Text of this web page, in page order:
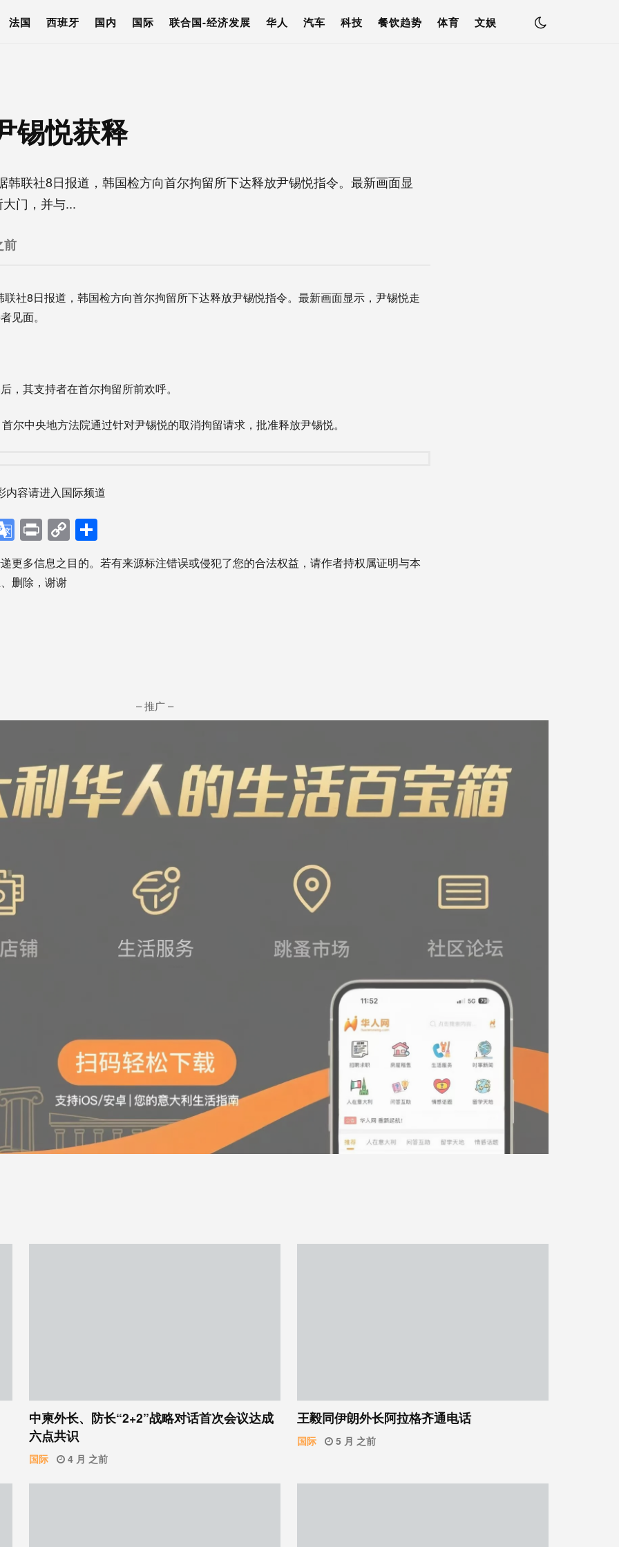
法国 西班牙 国内 国际 联合国-经济发展 华人 汽车 科技 餐饮趋势 体育 文娱
锡悦获释
社8日报道，韩国检方向首尔拘留所下达释放尹锡悦指令。最新画面显
门，并与...
前
8日报道，韩国检方向首尔拘留所下达释放尹锡悦指令。最新画面显示，尹锡悦走
见面。
其支持者在首尔拘留所前欢呼。
中央地方法院通过针对尹锡悦的取消拘留请求，批准释放尹锡悦。
内容请进入国际频道
Google
Translate
PrintCopy
Link享
更多信息之目的。若有来源标注错误或侵犯了您的合法权益，请作者持权属证明与本
删除，谢谢
– 推广 –
中柬外长、防长“2+2”战略对话首次会议达成
六点共识
国际 4 月 之前
王毅同伊朗外长阿拉格齐通电话
国际 5 月 之前